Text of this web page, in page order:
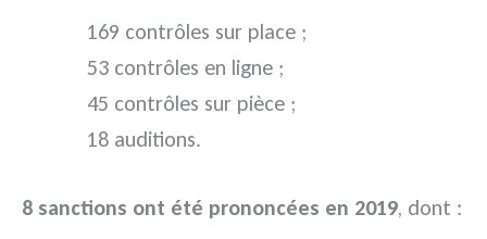
169 contrôles sur place ;
53 contrôles en ligne ;
45 contrôles sur pièce ;
18 auditions.
8 sanctions ont été prononcées en 2019, dont :